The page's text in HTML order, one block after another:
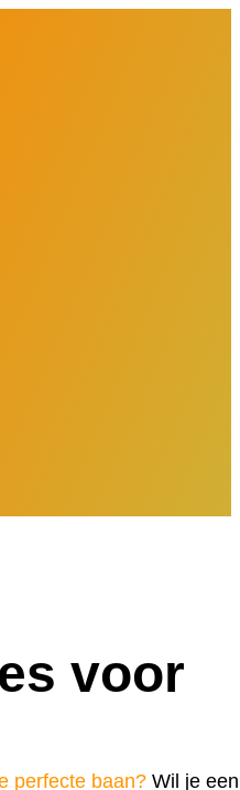
voor
perfecte baan? Wil je een